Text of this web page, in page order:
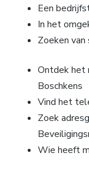
Een
In het
Zoeken
Ontdek het
Boschkens
Vind het
Zoek
Wie heeft